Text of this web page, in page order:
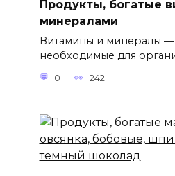
Продукты, богатые
минералами
Витамины и минералы
необходимые для
0 242